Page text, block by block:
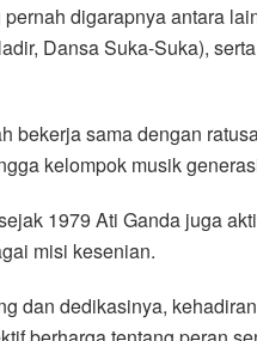
digarapnya antara
Dansa Suka-Suka),
bekerja sama dengan
kelompok musik
1979 Ati Ganda juga
misi kesenian.
dan dedikasinya,